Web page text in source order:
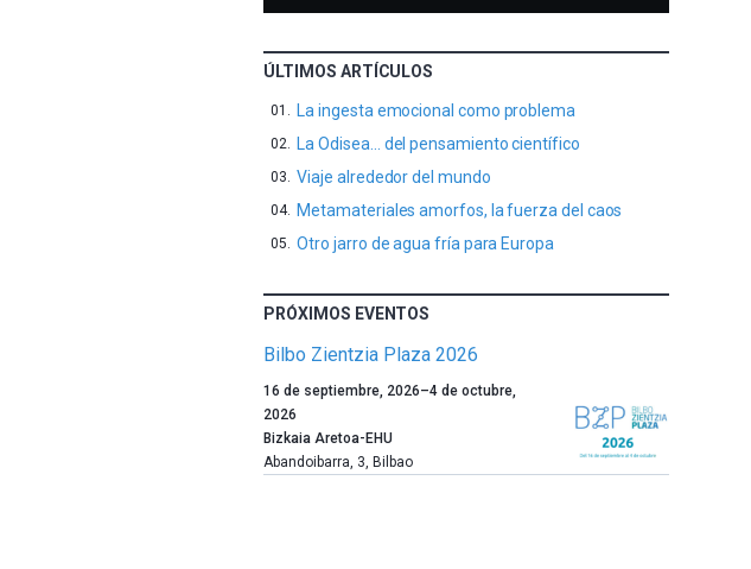
ÚLTIMOS ARTÍCULOS
La ingesta emocional como problema
La Odisea… del pensamiento científico
Viaje alrededor del mundo
Metamateriales amorfos, la fuerza del caos
Otro jarro de agua fría para Europa
PRÓXIMOS EVENTOS
Bilbo Zientzia Plaza 2026
Un
año
más,
Bilbao
16 de septiembre, 2026–4 de octubre,
2026
Bizkaia Aretoa-EHU
Abandoibarra, 3, Bilbao